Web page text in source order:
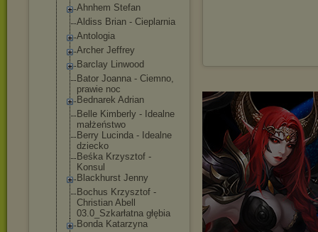
Ahnhem Stefan
Aldiss Brian - Cieplarnia
Antologia
Archer Jeffrey
Barclay Linwood
Bator Joanna - Ciemno,
prawie noc
Bednarek Adrian
Belle Kimberly - Idealne
małżeństwo
Berry Lucinda - Idealne
dziecko
Beśka Krzysztof -
Konsul
Blackhurst Jenny
Bochus Krzysztof -
Christian Abell
03.0_Szkarłatna głębia
Bonda Katarzyna